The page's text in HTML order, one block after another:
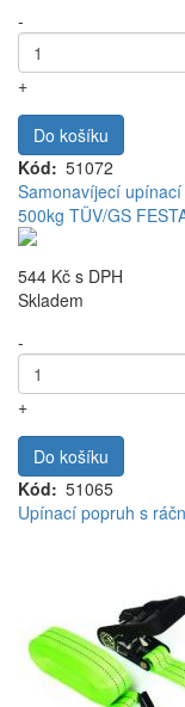
-
+
Do košíku
Kód
51072
Samonavíjecí
500kg TÜV/GS
544 Kč s DPH
Skladem
-
+
Do košíku
Kód
51065
Upínací popruh s